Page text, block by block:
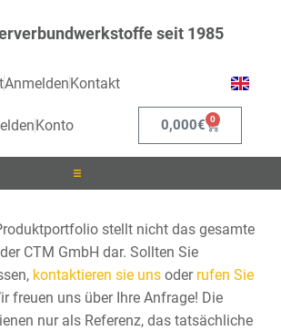
seit 1985
AnmeldenKontakt
Konto 0,000€ 0
stellt nicht das gesamte
CTM GmbH dar. Sollten Sie
kontaktieren sie uns oder rufen Sie
freuen uns über Ihre Anfrage! Die
nur als Referenz, das tatsächliche